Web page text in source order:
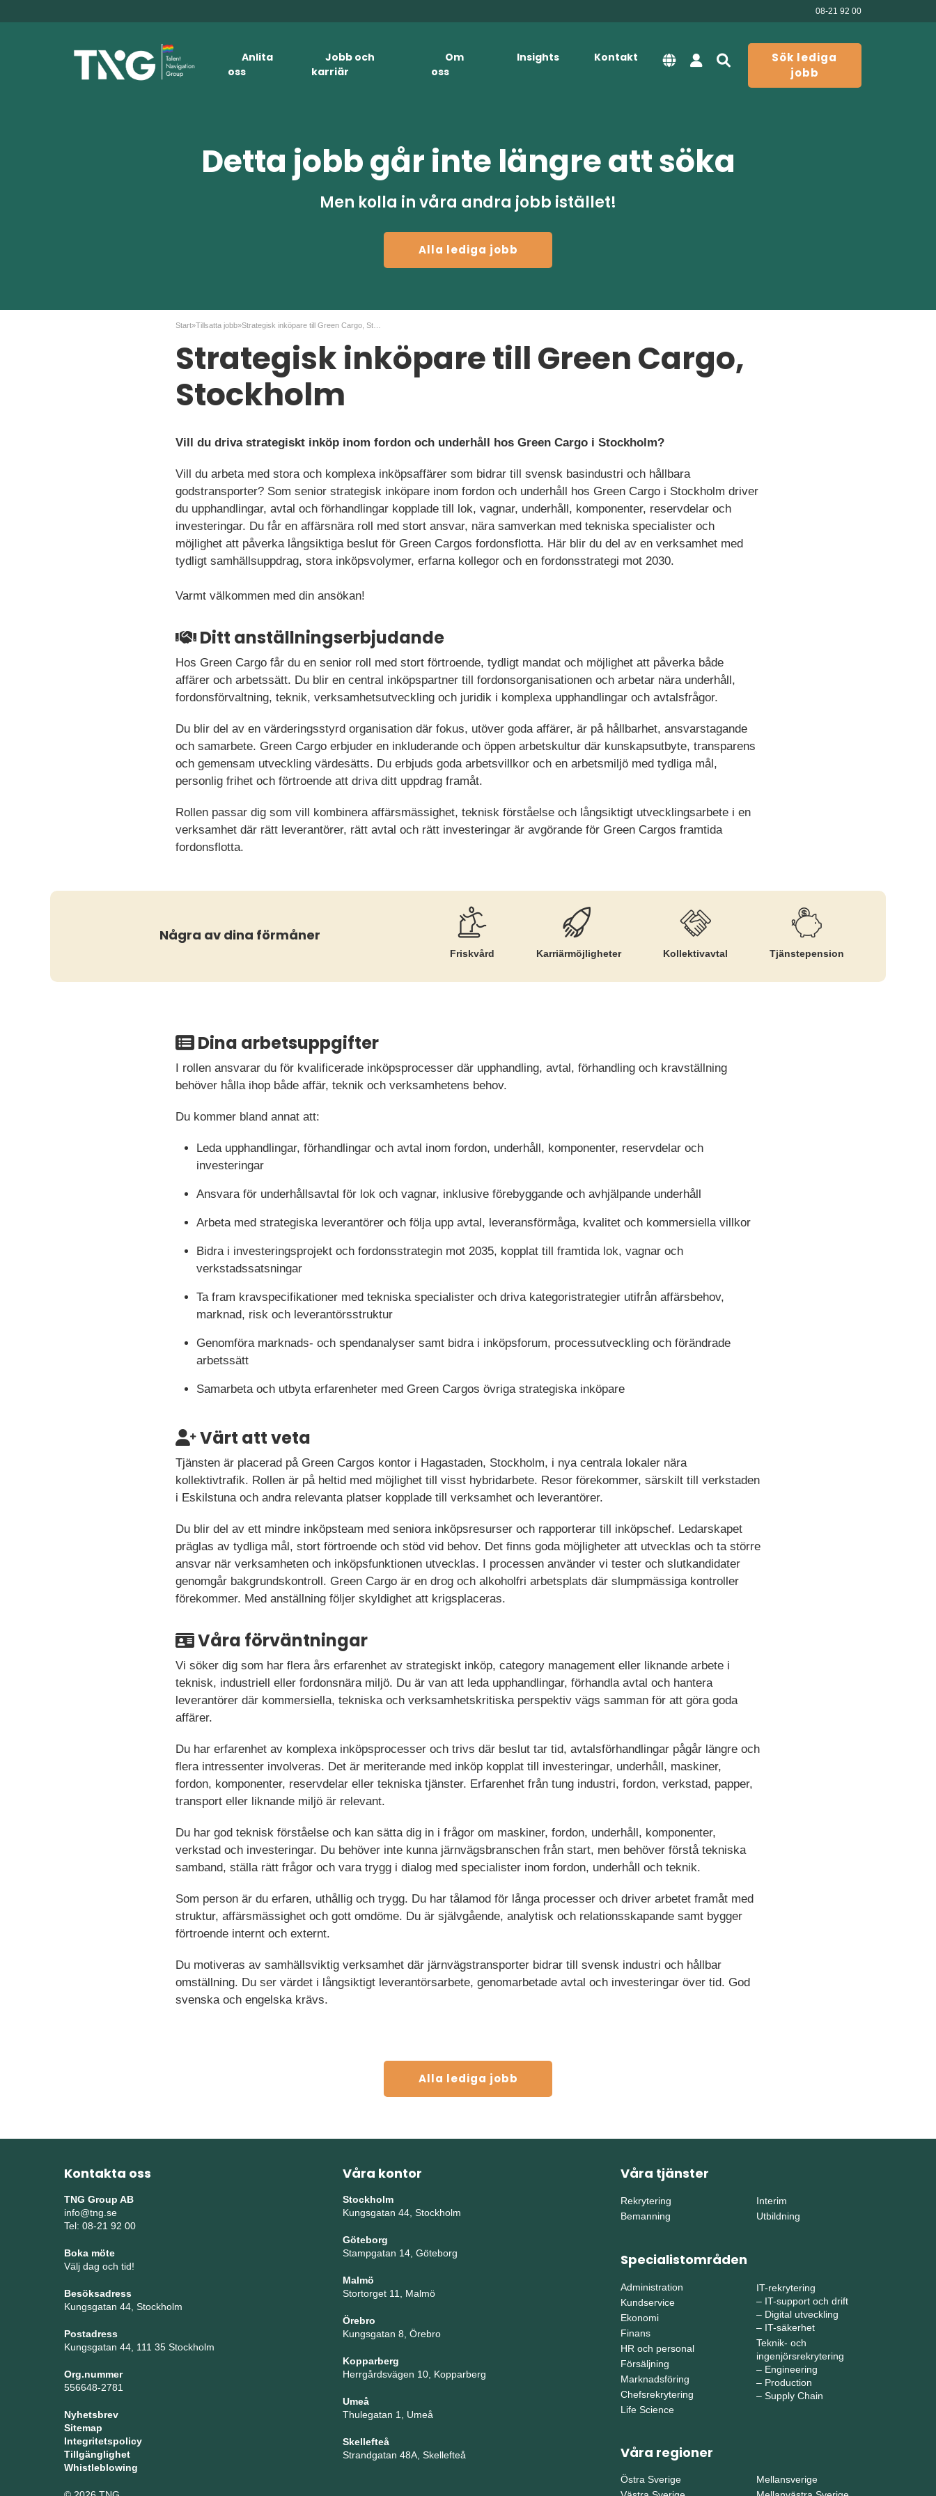
08-21 92 00
Anlita
oss
Jobb och
karriär
Om
oss
Insights Kontakt
Sök lediga
jobb
Detta jobb går inte längre att söka
Men kolla in våra andra jobb istället!
Alla lediga jobb
Start»Tillsatta jobb»
Strategisk inköpare till Green Cargo,
Stockholm
Vill du driva strategiskt inköp inom fordon och underhåll hos Green Cargo i Stockholm?
Vill du arbeta med stora och komplexa inköpsaffärer som bidrar till svensk basindustri och hållbara
godstransporter? Som senior strategisk inköpare inom fordon och underhåll hos Green Cargo i Stockholm driver
du upphandlingar, avtal och förhandlingar kopplade till lok, vagnar, underhåll, komponenter, reservdelar och
investeringar. Du får en affärsnära roll med stort ansvar, nära samverkan med tekniska specialister och
möjlighet att påverka långsiktiga beslut för Green Cargos fordonsflotta. Här blir du del av en verksamhet med
tydligt samhällsuppdrag, stora inköpsvolymer, erfarna kollegor och en fordonsstrategi mot 2030.
Varmt välkommen med din ansökan!
Ditt anställningserbjudande
Hos Green Cargo får du en senior roll med stort förtroende, tydligt mandat och möjlighet att påverka både
affärer och arbetssätt. Du blir en central inköpspartner till fordonsorganisationen och arbetar nära underhåll,
fordonsförvaltning, teknik, verksamhetsutveckling och juridik i komplexa upphandlingar och avtalsfrågor.
Du blir del av en värderingsstyrd organisation där fokus, utöver goda affärer, är på hållbarhet, ansvarstagande
och samarbete. Green Cargo erbjuder en inkluderande och öppen arbetskultur där kunskapsutbyte, transparens
och gemensam utveckling värdesätts. Du erbjuds goda arbetsvillkor och en arbetsmiljö med tydliga mål,
personlig frihet och förtroende att driva ditt uppdrag framåt.
Rollen passar dig som vill kombinera affärsmässighet, teknisk förståelse och långsiktigt utvecklingsarbete i en
verksamhet där rätt leverantörer, rätt avtal och rätt investeringar är avgörande för Green Cargos framtida
fordonsflotta.
Några av dina förmåner
Friskvård Karriär­möjligheter Kollektiv­avtal Tjänste­pension
Dina arbetsuppgifter
I rollen ansvarar du för kvalificerade inköpsprocesser där upphandling, avtal, förhandling och kravställning
behöver hålla ihop både affär, teknik och verksamhetens behov.
Du kommer bland annat att:
Leda upphandlingar, förhandlingar och avtal inom fordon, underhåll, komponenter, reservdelar och
investeringar
Ansvara för underhållsavtal för lok och vagnar, inklusive förebyggande och avhjälpande underhåll
Arbeta med strategiska leverantörer och följa upp avtal, leveransförmåga, kvalitet och kommersiella villkor
Bidra i investeringsprojekt och fordonsstrategin mot 2035, kopplat till framtida lok, vagnar och
verkstadssatsningar
Ta fram kravspecifikationer med tekniska specialister och driva kategoristrategier utifrån affärsbehov,
marknad, risk och leverantörsstruktur
Genomföra marknads- och spendanalyser samt bidra i inköpsforum, processutveckling och förändrade
arbetssätt
Samarbeta och utbyta erfarenheter med Green Cargos övriga strategiska inköpare
Värt att veta
Tjänsten är placerad på Green Cargos kontor i Hagastaden, Stockholm, i nya centrala lokaler nära
kollektivtrafik. Rollen är på heltid med möjlighet till visst hybridarbete. Resor förekommer, särskilt till verkstaden
i Eskilstuna och andra relevanta platser kopplade till verksamhet och leverantörer.
Du blir del av ett mindre inköpsteam med seniora inköpsresurser och rapporterar till inköpschef. Ledarskapet
präglas av tydliga mål, stort förtroende och stöd vid behov. Det finns goda möjligheter att utvecklas och ta större
ansvar när verksamheten och inköpsfunktionen utvecklas. I processen använder vi tester och slutkandidater
genomgår bakgrundskontroll. Green Cargo är en drog och alkoholfri arbetsplats där slumpmässiga kontroller
förekommer. Med anställning följer skyldighet att krigsplaceras.
Våra förväntningar
Vi söker dig som har flera års erfarenhet av strategiskt inköp, category management eller liknande arbete i
teknisk, industriell eller fordonsnära miljö. Du är van att leda upphandlingar, förhandla avtal och hantera
leverantörer där kommersiella, tekniska och verksamhetskritiska perspektiv vägs samman för att göra goda
affärer.
Du har erfarenhet av komplexa inköpsprocesser och trivs där beslut tar tid, avtalsförhandlingar pågår längre och
flera intressenter involveras. Det är meriterande med inköp kopplat till investeringar, underhåll, maskiner,
fordon, komponenter, reservdelar eller tekniska tjänster. Erfarenhet från tung industri, fordon, verkstad, papper,
transport eller liknande miljö är relevant.
Du har god teknisk förståelse och kan sätta dig in i frågor om maskiner, fordon, underhåll, komponenter,
verkstad och investeringar. Du behöver inte kunna järnvägsbranschen från start, men behöver förstå tekniska
samband, ställa rätt frågor och vara trygg i dialog med specialister inom fordon, underhåll och teknik.
Som person är du erfaren, uthållig och trygg. Du har tålamod för långa processer och driver arbetet framåt med
struktur, affärsmässighet och gott omdöme. Du är självgående, analytisk och relationsskapande samt bygger
förtroende internt och externt.
Du motiveras av samhällsviktig verksamhet där järnvägstransporter bidrar till svensk industri och hållbar
omställning. Du ser värdet i långsiktigt leverantörsarbete, genomarbetade avtal och investeringar över tid. God
svenska och engelska krävs.
Alla lediga jobb
Kontakta oss
TNG Group AB
info@tng.se
Tel: 08-21 92 00
Boka möte
Välj dag och tid!
Besöksadress
Kungsgatan 44, Stockholm
Postadress
Kungsgatan 44, 111 35 Stockholm
Org.nummer
556648-2781
Nyhetsbrev
Sitemap
Integritetspolicy
Tillgänglighet
Whistleblowing
Våra kontor
Stockholm
Kungsgatan 44, Stockholm
Göteborg
Stampgatan 14, Göteborg
Malmö
Stortorget 11, Malmö
Örebro
Kungsgatan 8, Örebro
Kopparberg
Herrgårdsvägen 10, Kopparberg
Umeå
Thulegatan 1, Umeå
Skellefteå
Strandgatan 48A, Skellefteå
Våra tjänster
Rekrytering
Bemanning
Interim
Utbildning
Specialistområden
Administration
Kundservice
Ekonomi
Finans
HR och personal
Försäljning
Marknadsföring
Chefsrekrytering
Life Science
IT-rekrytering
– IT-support och drift
– Digital utveckling
– IT-säkerhet
Teknik- och
ingenjörsrekrytering
– Engineering
– Production
– Supply Chain
Våra regioner
Östra Sverige
Mellansverige